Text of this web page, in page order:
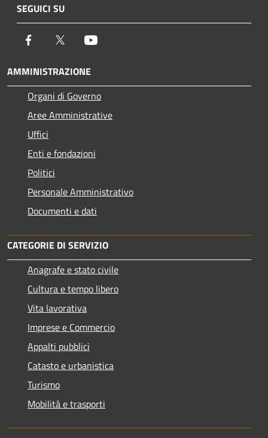
SEGUICI SU
Facebook Twitter
AMMINISTRAZIONE
Organi di Governo
Aree Amministrative
Uffici
Enti e fondazioni
Politici
Personale Amministrativo
Documenti e dati
CATEGORIE DI SERVIZIO
Anagrafe e stato civile
Cultura e tempo libero
Vita lavorativa
Imprese e Commercio
Appalti pubblici
Catasto e urbanistica
Turismo
Mobilità e trasporti